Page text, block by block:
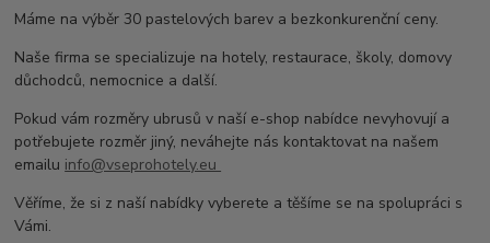
Máme na výběr 30 pastelových barev a bezkonkurenční ceny.
Naše firma se specializuje na hotely, restaurace, školy, domovy
důchodců, nemocnice a další.
Pokud vám rozměry ubrusů v naší e-shop nabídce nevyhovují a
potřebujete rozměr jiný, neváhejte nás kontaktovat na našem
emailu info@vseprohotely.eu
Věříme, že si z naší nabídky vyberete a těšíme se na spolupráci s
Vámi.